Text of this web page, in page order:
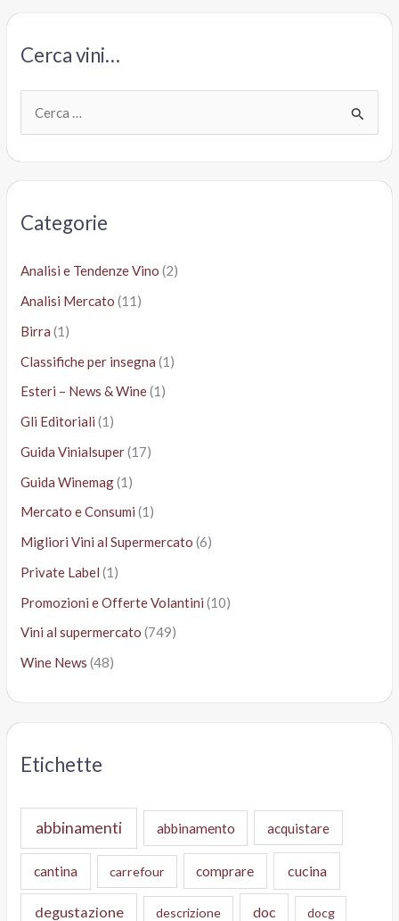
Cerca vini…
Categorie
Analisi e Tendenze Vino (2)
Analisi Mercato (11)
Birra (1)
Classifiche per insegna (1)
Esteri – News & Wine(1)
Gli Editoriali (1)
Guida Vinialsuper(17)
Guida Winemag(1)
Mercato e Consumi (1)
Migliori Vini al Supermercato (6)
Private Label (1)
Promozioni e Offerte Volantini (10)
Vini al supermercato (749)
Wine News (48)
Etichette
abbinamenti abbinamento acquistare
cantina carrefour comprare cucina
degustazione descrizione doc docg